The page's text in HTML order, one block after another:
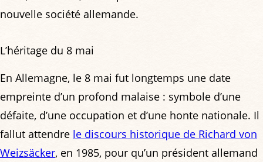
nouvelle société allemande.
L’héritage du 8 mai
En Allemagne, le 8 mai fut longtemps une date
empreinte d’un profond malaise : symbole d’une
défaite, d’une occupation et d’une honte nationale. Il
fallut attendre le discours historique de Richard von
Weizsäcker, en 1985, pour qu’un président allemand